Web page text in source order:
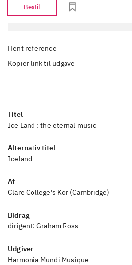
Bestil
Hent reference
Kopier link til udgave
Titel
Ice Land : the eternal music
Alternativ titel
Iceland
Af
Clare College's Kor (Cambridge)
Bidrag
dirigent: Graham Ross
Udgiver
Harmonia Mundi Musique